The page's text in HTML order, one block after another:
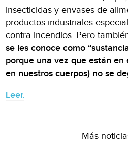
insecticidas y envases de
productos industriales
contra incendios. Pero
se les conoce como
porque una vez que están en
en nuestros cuerpos) no se
Leer.
Más